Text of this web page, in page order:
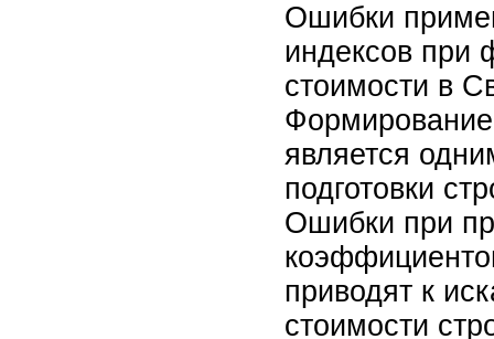
Ошибки
индексов при
стоимости в
является
подготовки
Ошибки при
приводят к
стоимости